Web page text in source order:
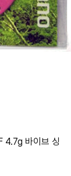
4.7g 바이브 싱